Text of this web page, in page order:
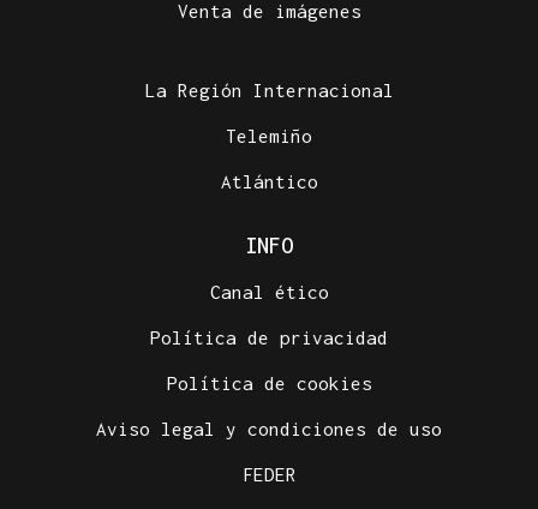
Venta de imágenes
La Región Internacional
Telemiño
Atlántico
INFO
Canal ético
Política de privacidad
Política de cookies
Aviso legal y condiciones de uso
FEDER